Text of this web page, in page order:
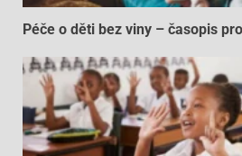
Péče o děti bez viny – časopis